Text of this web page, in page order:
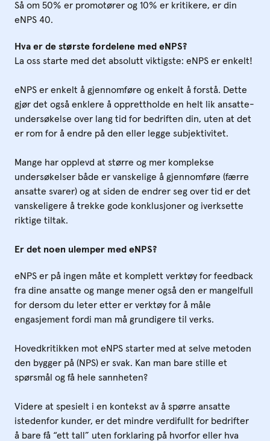
Så om 50% er promotører og 10% er kritikere, er din
eNPS 40.
Hva er de største fordelene med eNPS?
La oss starte med det absolutt viktigste: eNPS er enkelt!
eNPS er enkelt å gjennomføre og enkelt å forstå. Dette
gjør det også enklere å opprettholde en helt lik ansatte-
undersøkelse over lang tid for bedriften din, uten at det
er rom for å endre på den eller legge subjektivitet.
Mange har opplevd at større og mer komplekse
undersøkelser både er vanskelige å gjennomføre (færre
ansatte svarer) og at siden de endrer seg over tid er det
vanskeligere å trekke gode konklusjoner og iverksette
riktige tiltak.
Er det noen ulemper med eNPS?
eNPS er på ingen måte et komplett verktøy for feedback
fra dine ansatte og mange mener også den er mangelfull
for dersom du leter etter er verktøy for å måle
engasjement fordi man må grundigere til verks.
Hovedkritikken mot eNPS starter med at selve metoden
den bygger på (NPS) er svak. Kan man bare stille et
spørsmål og få hele sannheten?
Videre at spesielt i en kontekst av å spørre ansatte
istedenfor kunder, er det mindre verdifullt for bedrifter
å bare få “ett tall” uten forklaring på hvorfor eller hva